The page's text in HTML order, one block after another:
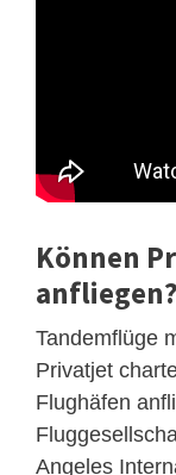
Können
anfliegen?
Tandemflüge
Privatjet
Flughäfen
Angeles